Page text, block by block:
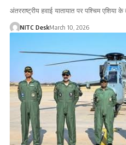
अंतरराष्ट्रीय हवाई यातायात पर पश्चिम
NITC DeskMarch 10, 2026